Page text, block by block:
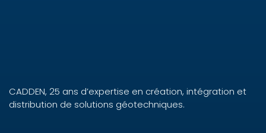
CADDEN, 25 ans d’expertise en création, intégration et
distribution de solutions géotechniques.